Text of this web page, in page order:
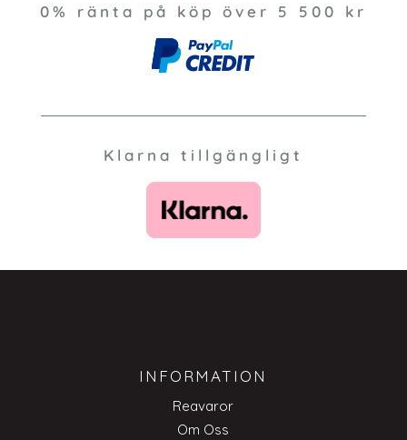
0% ränta på köp över 5 500 kr
Klarna tillgängligt
INFORMATION
Reavaror
Om Oss